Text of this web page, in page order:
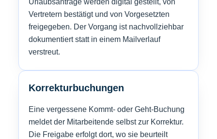
Urlaubsanträge werden digital gestellt, von
Vertretern bestätigt und von Vorgesetzten
freigegeben. Der Vorgang ist nachvollziehbar
dokumentiert statt in einem Mailverlauf
verstreut.
Korrekturbuchungen
Eine vergessene Kommt- oder Geht-Buchung
meldet der Mitarbeitende selbst zur Korrektur.
Die Freigabe erfolgt dort, wo sie beurteilt